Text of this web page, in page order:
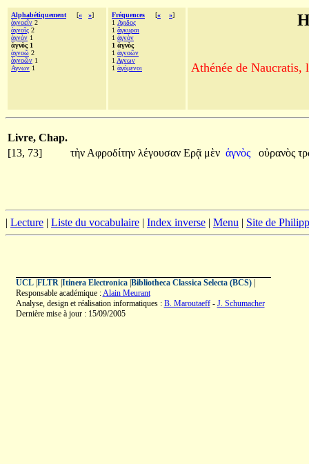
Alphabétiquement [« »]
ἀγνοεῖν 2
ἁγνοῖς 2
ἁγνὸν 1
ἁγνὸς 1
ἀγνοῶ 2
ἀγνοῶν 1
Αγνων 1
Fréquences [« »]
1 Αγιδος
1 ἄγκυραι
1 ἁγνὸν
1 ἁγνὸς
1 ἀγνοῶν
1 Αγνων
1 ἀγόμενοι Athénée de Naucratis,
Livre, Chap.
[13, 73]
τὴν Αφροδίτην λέγουσαν Ερᾷ μὲν ἁγνὸς οὐρανὸς
| Lecture | Liste du vocabulaire | Index inverse | Menu | Site de
UCL| FLTR| Itinera Electronica| Bibliotheca Classica Selecta (BCS)|
Responsable académique :Alain Meurant
Analyse, design et réalisation informatiques : B. Maroutaeff- J. Schumacher
Dernière mise à jour : 15/09/2005